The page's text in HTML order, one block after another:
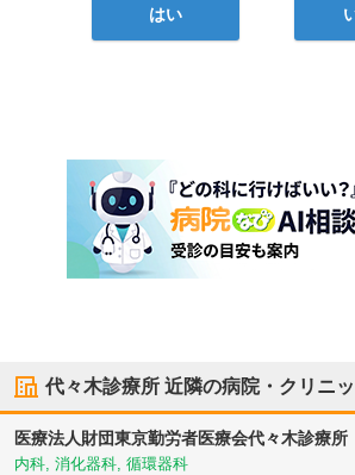
はい
代々木診療所 近隣の病院・クリニ
医療法人財団東京勤労者医療会代々木診療所
内科, 消化器科, 循環器科